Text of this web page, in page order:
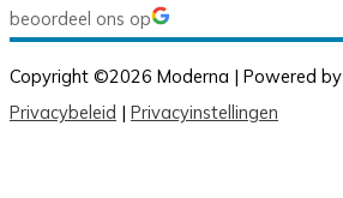
beoordeel ons op
Copyright ©2026 Moderna | Powered by
Privacybeleid | Privacyinstellingen